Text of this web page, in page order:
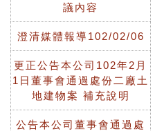
議內容
澄清媒體報導102/02/06
更正公告本公司102年2月
1日董事會通過處份二廠土
地建物案 補充說明
公告本公司董事會通過處